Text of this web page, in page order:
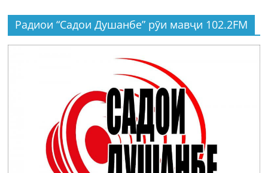
Радиои “Садои Душанбе” рӯи мавҷи 102.2FM